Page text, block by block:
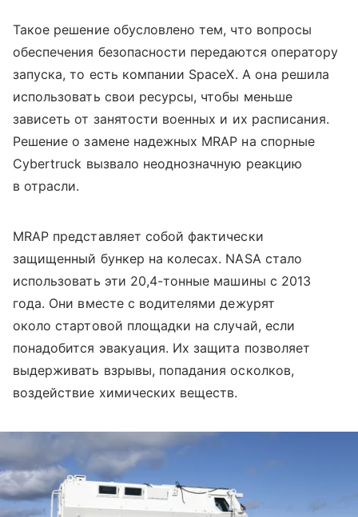
Такое решение обусловлено тем, что вопросы
обеспечения безопасности передаются оператору
запуска, то есть компании SpaceX. А она решила
использовать свои ресурсы, чтобы меньше
зависеть от занятости военных и их расписания.
Решение о замене надежных MRAP на спорные
Cybertruck вызвало неоднозначную реакцию
в отрасли.
MRAP представляет собой фактически
защищенный бункер на колесах. NASA стало
использовать эти 20,4-тонные машины с 2013
года. Они вместе с водителями дежурят
около стартовой площадки на случай, если
понадобится эвакуация. Их защита позволяет
выдерживать взрывы, попадания осколков,
воздействие химических веществ.